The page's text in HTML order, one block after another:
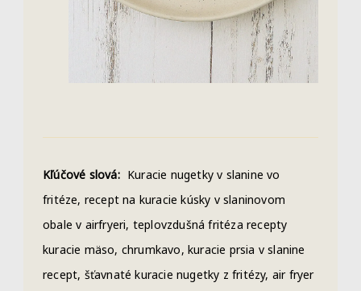
Kľúčové slová: Kuracie nugetky v slanine vo
fritéze, recept na kuracie kúsky v slaninovom
obale v airfryeri, teplovzdušná fritéza recepty
kuracie mäso, chrumkavo, kuracie prsia v slanine
recept, šťavnaté kuracie nugetky z fritézy, air fryer